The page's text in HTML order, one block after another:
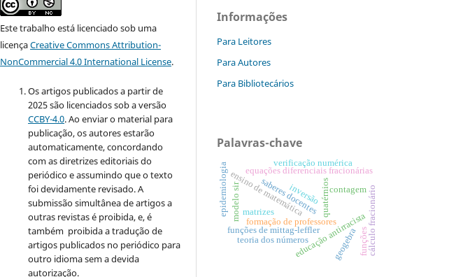
Este trabalho está licenciado sob uma
licençaCreative Commons Attribution-
NonCommercial 4.0 International License.
Os artigos publicados a partir de
2025 são licenciados sob a versão
CCBY-4.0. Ao enviar o material para
publicação, os autores estarão
automaticamente, concordando
com as diretrizes editoriais do
periódico e assumindo que o texto
foi devidamente revisado. A
submissão simultânea de artigos a
outras revistas é proibida, e, é
também proibida a tradução de
artigos publicados no periódico para
outro idioma sem a devida
autorização.
Informações
Para Leitores
Para Autores
Para Bibliotecários
Palavras-chave
formação de professores
educação antirracista
ensino de matemática
saberes docentes cálculo fracionário
equações diferenciais fracionárias
funções de mittag-leffler
quatérnios
inversão
verificação numérica
matrizes
contagem
teoria dos números geogebra
epidemiologiamodelo sir
funções